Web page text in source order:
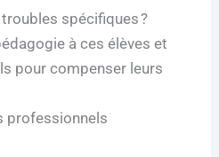
spécifiques ?
à ces élèves et
pour compenser leurs
professionnels